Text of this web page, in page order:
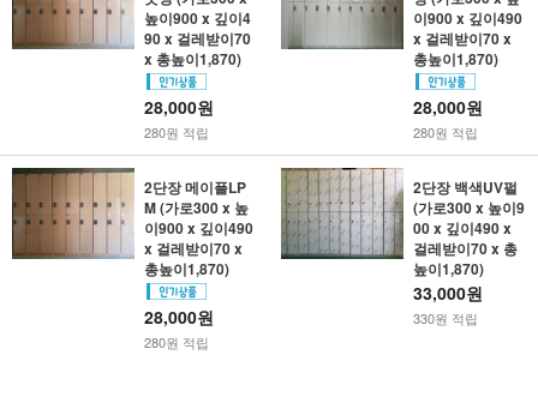
높이900 x 깊이4
90 x 걸레받이70
x 총높이1,870)
28,000원
280원 적립
이900 x 깊이490
x 걸레받이70 x
총높이1,870)
28,000원
280원 적립
2단장 메이플LP
M (가로300 x 높
이900 x 깊이490
x 걸레받이70 x
총높이1,870)
28,000원
280원 적립
2단장 백색UV펄
(가로300 x 높이9
00 x 깊이490 x
걸레받이70 x 총
높이1,870)
33,000원
330원 적립